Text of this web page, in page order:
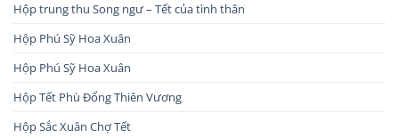
Hộp trung thu Song ngư – Tết của tình thân
Hộp Phú Sỹ Hoa Xuân
Hộp Phú Sỹ Hoa Xuân
Hộp Tết Phù Đổng Thiên Vương
Hộp Sắc Xuân Chợ Tết